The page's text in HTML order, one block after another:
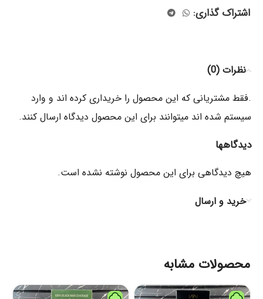
اشتراک گذاری:
نظرات (0)
دیدگاهها
هیچ دیدگاهی برای این محصول نوشته نشده است.
.فقط مشتریانی که این محصول را خریداری کرده اند و وارد
سیستم شده اند میتوانند برای این محصول دیدگاه ارسال کنند.
خرید و ارسال
محصولات مشابه